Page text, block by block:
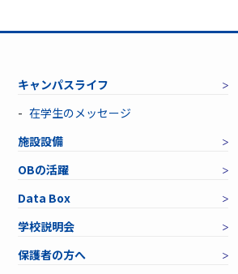
キャンパスライフ
在学生のメッセージ
施設設備
OBの活躍
Data Box
学校説明会
保護者の方へ